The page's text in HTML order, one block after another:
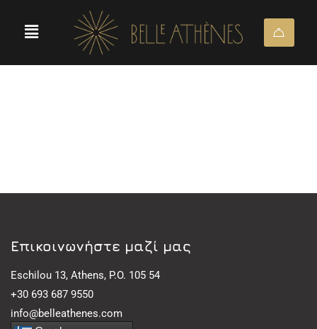
Eπικοινωνήστε μαζί μας
Eschilou 13, Athens, P.O. 105 54
+30 693 687 9550
info@belleathenes.com